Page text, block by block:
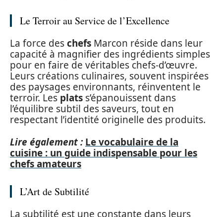
Le Terroir au Service de l’Excellence
La force deschefs Marcon réside dans leur
capacité à magnifier des ingrédients simples
pour en faire de véritables chefs-d’œuvre.
Leurs créations culinaires, souvent inspirées
des paysages environnants, réinventent le
terroir. Les plats s’épanouissent dans
l’équilibre subtil des saveurs, tout en
respectant l’identité originelle des produits.
Lire également : Le vocabulaire de la
cuisine : un guide indispensable pour les
chefs amateurs
L’Art de Subtilité
La subtilité est une constante dans leurs